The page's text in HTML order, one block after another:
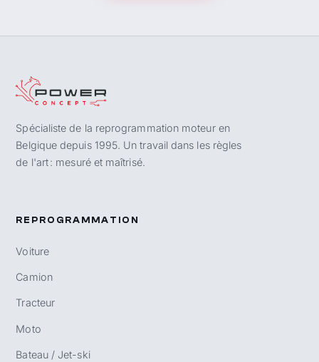
Spécialiste de la reprogrammation moteur en
Belgique depuis 1995. Un travail dans les règles
de l'art : mesuré et maîtrisé.
REPROGRAMMATION
Voiture
Camion
Tracteur
Moto
Bateau / Jet-ski